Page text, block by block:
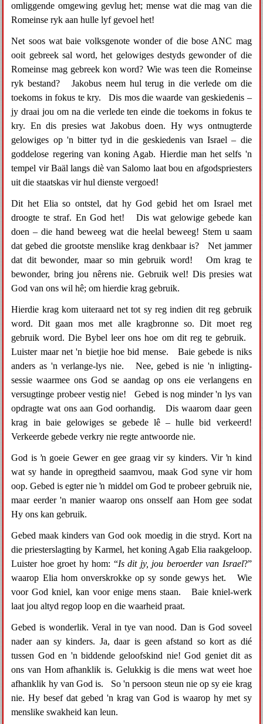
omliggende omgewing gevlug het; mense wat die mag van die
Romeinse ryk aan hulle lyf gevoel het!
Net soos wat baie volksgenote wonder of die bose ANC mag
ooit gebreek sal word, het gelowiges destyds gewonder of die
Romeinse mag gebreek kon word? Wie was teen die Romeinse
ryk bestand? Jakobus neem hul terug in die verlede om die
toekoms in fokus te kry. Dis mos die waarde van geskiedenis –
jy draai jou om na die verlede ten einde die toekoms in fokus te
kry. En dis presies wat Jakobus doen. Hy wys ontnugterde
gelowiges op 'n bitter tyd in die geskiedenis van Israel – die
goddelose regering van koning Agab. Hierdie man het selfs 'n
tempel vir Baäl langs diè van Salomo laat bou en afgodspriesters
uit die staatskas vir hul dienste vergoed!
Dit het Elia so ontstel, dat hy God gebid het om Israel met
droogte te straf. En God het! Dis wat gelowige gebede kan
doen – die hand beweeg wat die heelal beweeg! Stem u saam
dat gebed die grootste menslike krag denkbaar is? Net jammer
dat dit bewonder, maar so min gebruik word! Om krag te
bewonder, bring jou nêrens nie. Gebruik wel! Dis presies wat
God van ons wil hê; om hierdie krag gebruik.
Hierdie krag kom uiteraard net tot sy reg indien dit reg gebruik
word. Dit gaan mos met alle kragbronne so. Dit moet reg
gebruik word. Die Bybel leer ons hoe om dit reg te gebruik.
Luister maar net 'n bietjie hoe bid mense. Baie gebede is niks
anders as 'n verlange-lys nie. Nee, gebed is nie 'n inligting-
sessie waarmee ons God se aandag op ons eie verlangens en
versugtinge probeer vestig nie! Gebed is nog minder 'n lys van
opdragte wat ons aan God oorhandig. Dis waarom daar geen
krag in baie gelowiges se gebede lê – hulle bid verkeerd!
Verkeerde gebede verkry nie regte antwoorde nie.
God is ŉ goeie Gewer en gee graag vir sy kinders. Vir ŉ kind
wat sy hande in opregtheid saamvou, maak God syne vir hom
oop. Gebed is egter nie ŉ middel om God te probeer gebruik nie,
maar eerder 'n manier waarop ons onsself aan Hom gee sodat
Hy ons kan gebruik.
Gebed maak kinders van God ook moedig in die stryd. Kort na
die priesterslagting by Karmel, het koning Agab Elia raakgeloop.
Luister hoe groet hy hom: “Is dit jy, jou beroerder van Israel?”
waarop Elia hom onverskrokke op sy sonde gewys het. Wie
voor God kniel, kan voor enige mens staan. Baie kniel-werk
laat jou altyd regop loop en die waarheid praat.
Gebed is wonderlik. Veral in tye van nood. Dan is God soveel
nader aan sy kinders. Ja, daar is geen afstand so kort as dié
tussen God en 'n biddende geloofskind nie! God geniet dit as
ons van Hom afhanklik is. Gelukkig is die mens wat weet hoe
afhanklik hy van God is. So 'n persoon steun nie op sy eie krag
nie. Hy besef dat gebed 'n krag van God is waarop hy met sy
menslike swakheid kan leun.